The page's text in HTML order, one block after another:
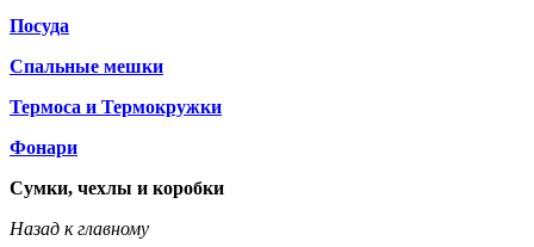
Посуда
Спальные мешки
Термоса и Термокружки
Фонари
Сумки, чехлы и коробки
Назад к главному